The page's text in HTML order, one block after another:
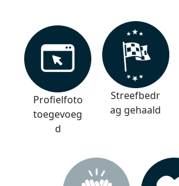
Profielfoto
toegevoeg
d
Streefbedr
ag gehaald